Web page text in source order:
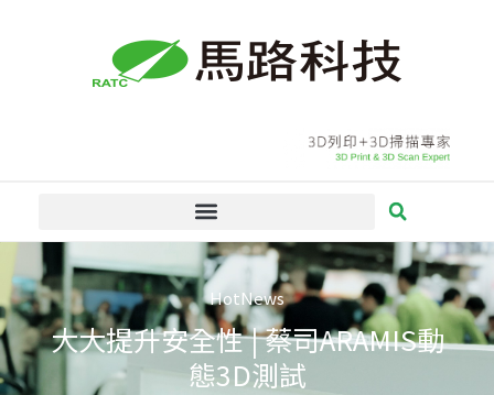
HotNews
大大提升安全性 | 蔡司ARAMIS動
態3D測試